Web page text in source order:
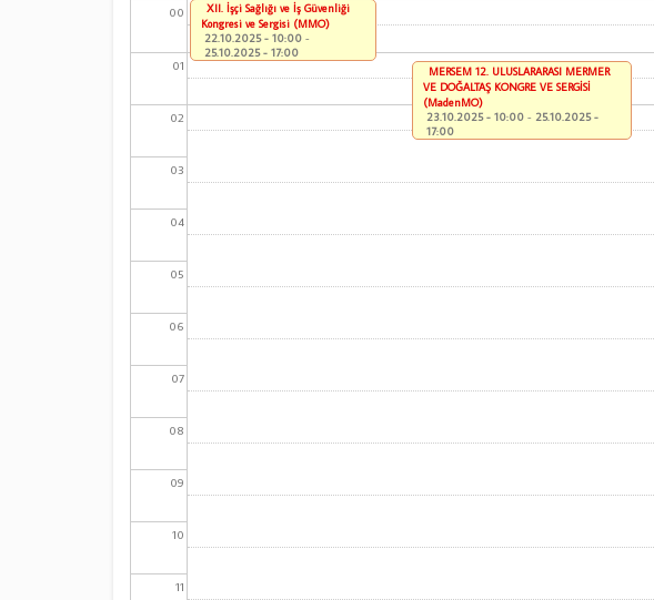
00
01
02
03
04
05
06
07
08
09
10
11
XII. İşçi Sağlığı ve İş Güvenliği
Kongresi ve Sergisi (MMO)
22.10.2025 - 10:00 -
25.10.2025 - 17:00
MERSEM 12. ULUSLARARASI MERMER
VE DOĞALTAŞ KONGRE VE SERGİSİ
(MadenMO)
23.10.2025 - 10:00 - 25.10.2025 -
17:00